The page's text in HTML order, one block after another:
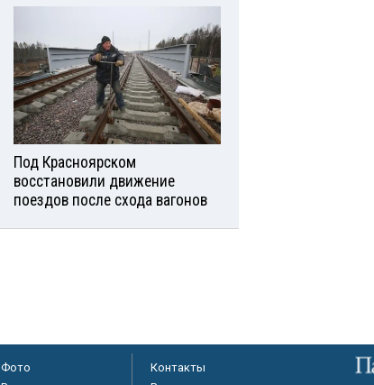
Под Красноярском
восстановили движение
поездов после схода вагонов
Фото
Контакты